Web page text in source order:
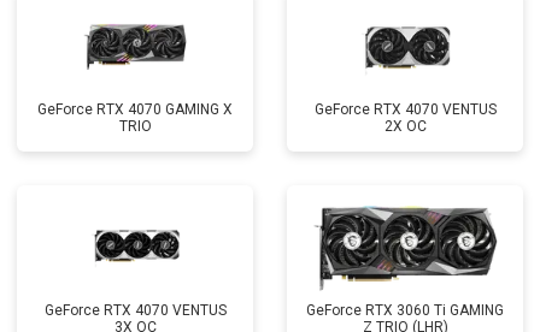
GeForce RTX 4070 GAMING X
TRIO
GeForce RTX 4070 VENTUS
2X OC
GeForce RTX 4070 VENTUS
3X OC
GeForce RTX 3060 Ti GAMING
Z TRIO (LHR)